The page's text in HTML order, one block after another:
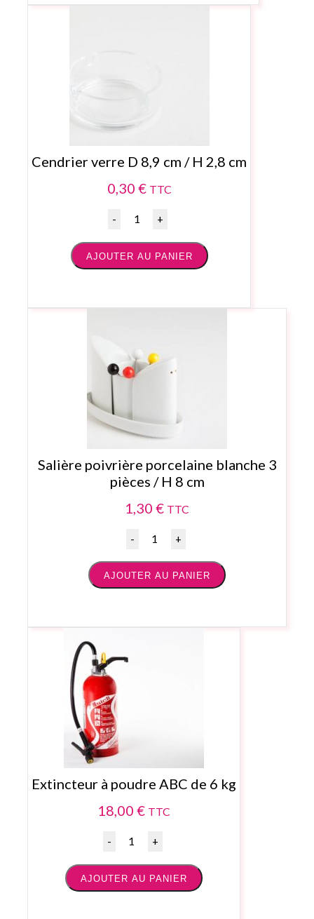
Cendrier verre D 8,9 cm / H 2,8 cm
0,30 € TTC
Quantité
AJOUTER AU PANIER
Salière poivrière porcelaine blanche 3
pièces / H 8 cm
1,30 € TTC
Quantité
AJOUTER AU PANIER
Extincteur à poudre ABC de 6 kg
18,00 € TTC
Quantité
AJOUTER AU PANIER